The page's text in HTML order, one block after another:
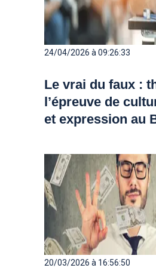
24/04/2026 à 09:26:33
Le vrai du faux :
l’épreuve de
et expression au
20/03/2026 à 16:56:50